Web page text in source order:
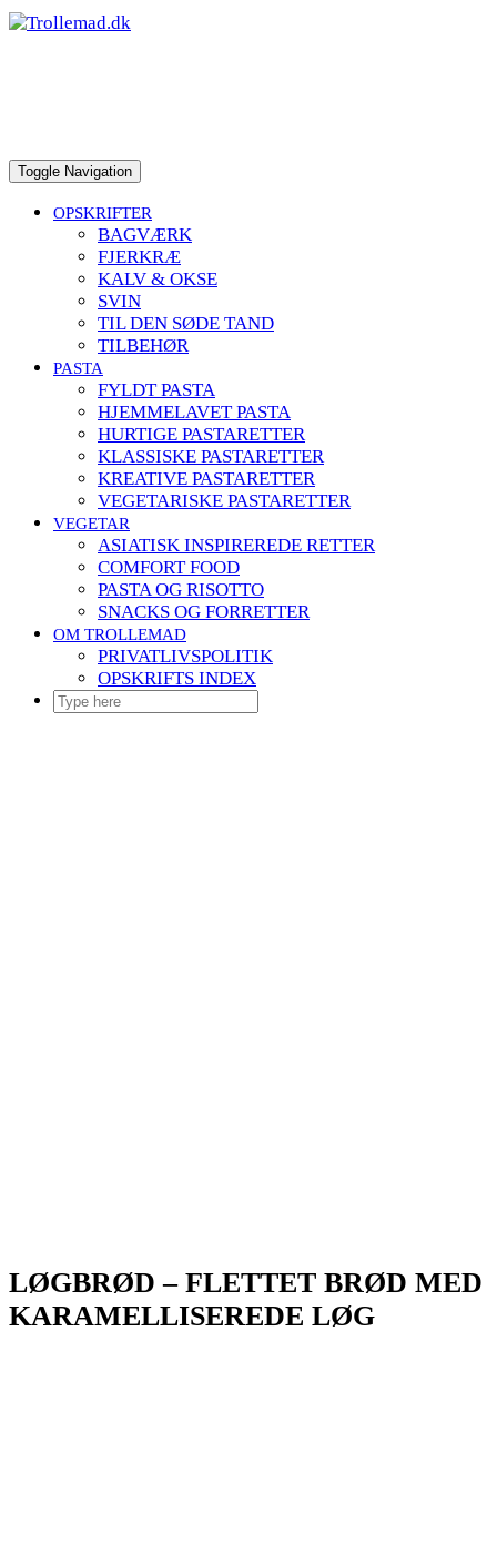
content
Toggle Navigation
OPSKRIFTER
BAGVÆRK
FJERKRÆ
KALV & OKSE
SVIN
TIL DEN SØDE TAND
TILBEHØR
PASTA
FYLDT PASTA
HJEMMELAVET PASTA
HURTIGE PASTARETTER
KLASSISKE PASTARETTER
KREATIVE PASTARETTER
VEGETARISKE PASTARETTER
VEGETAR
ASIATISK INSPIREREDE RETTER
COMFORT FOOD
PASTA OG RISOTTO
SNACKS OG FORRETTER
OM TROLLEMAD
PRIVATLIVSPOLITIK
OPSKRIFTS INDEX
LØGBRØD – FLETTET BRØD MED
KARAMELLISEREDE LØG